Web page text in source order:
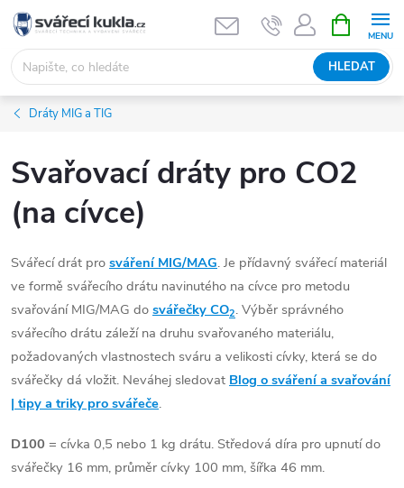
Přejít na obsah
HLEDAT
Dráty MIG a TIG
Svařovací dráty pro CO2
(na cívce)
Svářecí drát pro sváření MIG/MAG. Je přídavný svářecí materiál
ve formě svářecího drátu navinutého na cívce pro metodu
svařování MIG/MAG do svářečky CO2. Výběr správného
svářecího drátu záleží na druhu svařovaného materiálu,
požadovaných vlastnostech sváru a velikosti cívky, která se do
svářečky dá vložit. Neváhej sledovat Blog o sváření a svařování
| tipy a triky pro svářeče.
D100 = cívka 0,5 nebo 1 kg drátu. Středová díra pro upnutí do
svářečky 16 mm, průměr cívky 100 mm, šířka 46 mm.